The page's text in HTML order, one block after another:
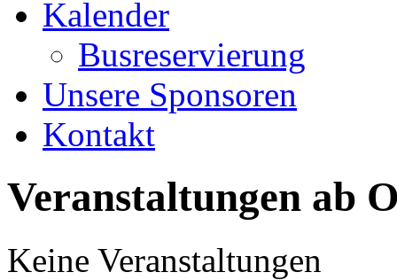
Kalender
Busreservierung
Unsere Sponsoren
Kontakt
Veranstaltungen ab
Keine Veranstaltungen